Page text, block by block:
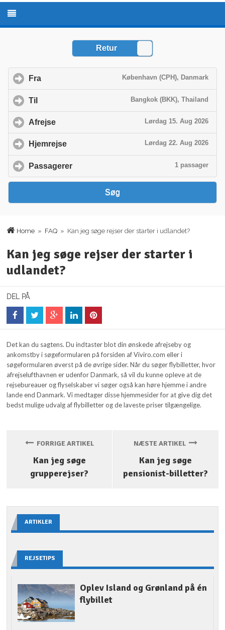
Home » FAQ » Kan jeg søge rejser der starter i udlandet?
Kan jeg søge rejser der starter i
udlandet?
DEL PÅ
Det kan du sagtens. Du indtaster blot din ønskede afrejseby og
ankomstby i søgeformularen på forsiden af Viviro.com eller i
søgeformularen øverst på de øvrige sider.Når du søger flybilletter, hvor
afrejselufthavnen er udenfor Danmark, så vil du kunne opleve at de
rejsebureauer og flyselskaber vi søger også kan høre hjemme i andre
lande end Danmark. Vi medtager disse hjemmesider for at give dig det
bedst mulige udvalg af flybilletter og de laveste priser tilgængelige.
FORRIGE ARTIKEL
Kan jeg søge
grupperejser?
NÆSTE ARTIKEL
Kan jeg søge
pensionist-billetter?
ARTIKLER
REJSETIPS
Oplev Island og Grønland på én
flybillet